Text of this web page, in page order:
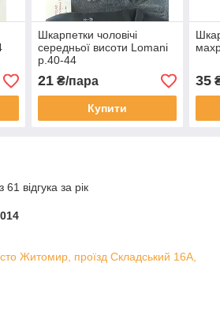
Шкарпетки чоловічі
середньої висоти Lomani
р.40-44
21₴/пара
Купити
35
відгука за рік
Житомир, проїзд Складський 16А,